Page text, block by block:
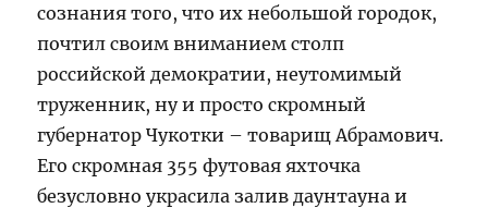
сознания того, что их небольшой городок,
почтил своим вниманием столп
российской демократии, неутомимый
труженник, ну и просто скромный
губернатор Чукотки – товарищ Абрамович.
Его скромная 355 футовая яхточка
безусловно украсила залив даунтауна и